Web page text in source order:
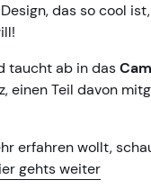
das so cool
taucht ab in das
einen Teil davon
erfahren wollt,
gehts weiter